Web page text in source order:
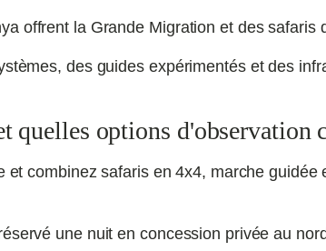
offrent la Grande Migration et des safaris
des guides expérimentés et des
quelles options d'observation
combinez safaris en 4x4, marche
une nuit en concession privée au